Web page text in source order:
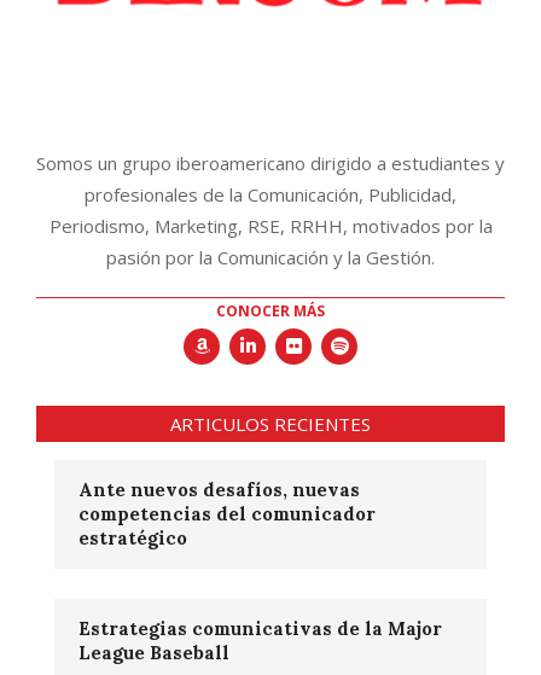
Somos un grupo iberoamericano dirigido a estudiantes y
profesionales de la Comunicación, Publicidad,
Periodismo, Marketing, RSE, RRHH, motivados por la
pasión por la Comunicación y la Gestión.
CONOCER MÁS
ARTICULOS RECIENTES
Ante nuevos desafíos, nuevas
competencias del comunicador
estratégico
Estrategias comunicativas de la Major
League Baseball